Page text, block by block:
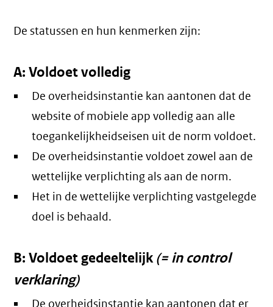
De statussen en hun kenmerken zijn:
A: Voldoet volledig
De overheidsinstantie kan aantonen dat de
website of mobiele app volledig aan alle
toegankelijkheidseisen uit de norm voldoet.
De overheidsinstantie voldoet zowel aan de
wettelijke verplichting als aan de norm.
Het in de wettelijke verplichting vastgelegde
doel is behaald.
B: Voldoet gedeeltelijk(= in control
verklaring)
De overheidsinstantie kan aantonen dat er